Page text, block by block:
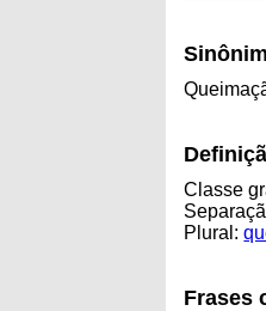
Classe
Plural:
Frases